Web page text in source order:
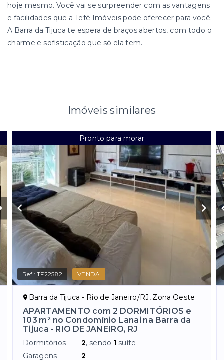
hoje mesmo. Você vai se surpreender com as vantagens
e facilidades que a Tefé Imóveis pode oferecer para você.
A Barra da Tijuca te espera de braços abertos, com todo o
charme e sofisticação que só ela tem.
Imóveis similares
Pronto para morar
Ref.:TF22582 VENDA
Barra da Tijuca - Rio de Janeiro/RJ, Zona Oeste
APARTAMENTO com 2 DORMITÓRIOS e
103 m² no Condomínio Lanai na Barra da
Tijuca - RIO DE JANEIRO, RJ
Dormitórios 2, sendo 1 suíte
Garagens
2